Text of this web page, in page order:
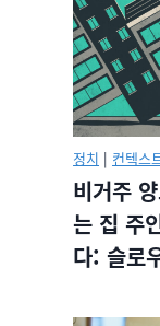
정치 | 컨텍스
비거주
는 집 주
다: 슬로